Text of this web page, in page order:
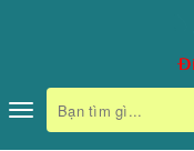
Toggle
navigation